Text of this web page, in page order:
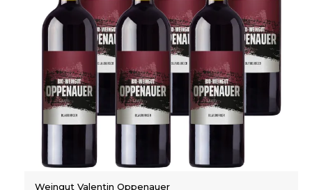
Weingut Valentin Oppenauer